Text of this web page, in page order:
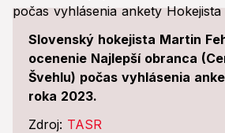
Slovenský hokejista Martin
ocenenie Najlepší obranca
Švehlu) počas vyhlásenia
roka 2023.
Zdroj: TASR